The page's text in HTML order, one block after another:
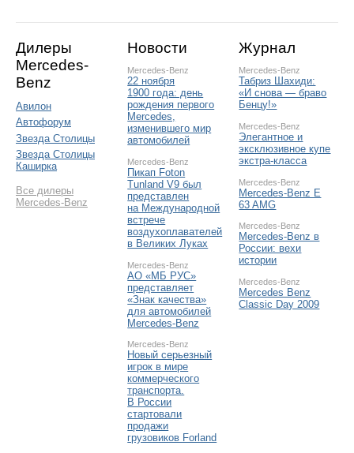
Дилеры
Mercedes-
Benz
Авилон
Автофорум
Звезда Столицы
Звезда Столицы
Каширка
Все дилеры
Mercedes-Benz
Новости
Mercedes-Benz
22 ноября
1900 года: день
рождения первого
Mercedes,
изменившего мир
автомобилей
Mercedes-Benz
Пикап Foton
Tunland V9 был
представлен
на Международной
встрече
воздухоплавателей
в Великих Луках
Mercedes-Benz
АО «МБ РУС»
представляет
«Знак качества»
для автомобилей
Mercedes-Benz
Mercedes-Benz
Новый серьезный
игрок в мире
коммерческого
транспорта.
В России
стартовали
продажи
грузовиков Forland
Журнал
Mercedes-Benz
Табриз Шахиди:
«И снова — браво
Бенцу!»
Mercedes-Benz
Элегантное и
эксклюзивное купе
экстра-класса
Mercedes-Benz
Mercedes-Benz E
63 AMG
Mercedes-Benz
Mercedes-Benz в
России: вехи
истории
Mercedes-Benz
Mercedes Benz
Classic Day 2009